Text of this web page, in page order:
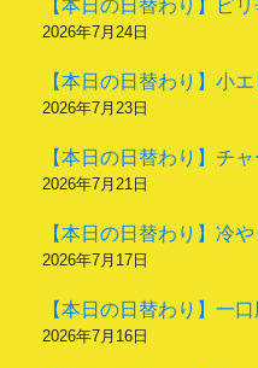
【本日の日替わり】ピ
2026年7月24日
【本日の日替わり】小
2026年7月23日
【本日の日替わり】チ
2026年7月21日
【本日の日替わり】冷
2026年7月17日
【本日の日替わり】一
2026年7月16日